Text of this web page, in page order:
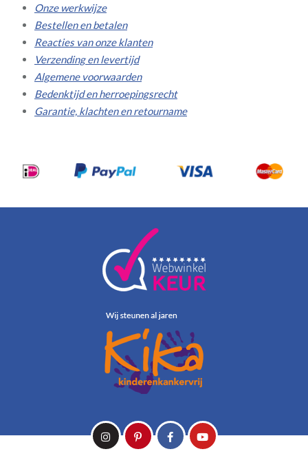
Onze werkwijze
Bestellen en betalen
Reacties van onze klanten
Verzending en levertijd
Algemene voorwaarden
Bedenktijd en herroepingsrecht
Garantie, klachten en retourname